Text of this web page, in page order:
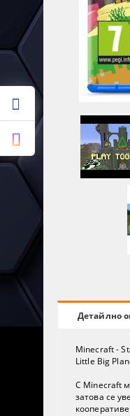
Детайлно
Minecraft -
Little Big
С Minecraft
затова се